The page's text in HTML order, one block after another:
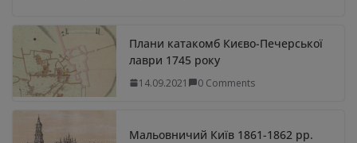
Плани катакомб Києво-Печерської
лаври 1745 року
14.09.2021 0 Comments
Мальовничий Київ 1861-1862 рр.